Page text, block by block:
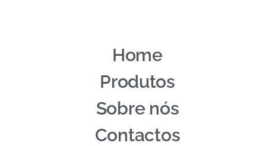
Home
Produtos
Sobre nós
Contactos